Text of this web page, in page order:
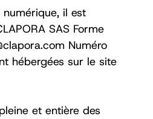
il est
SAS Forme
Numéro
hébergées sur le site
et entière des